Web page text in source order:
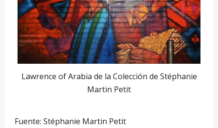
Lawrence of Arabia de la Colección de Stéphanie
Martin Petit
Fuente: Stéphanie Martin Petit